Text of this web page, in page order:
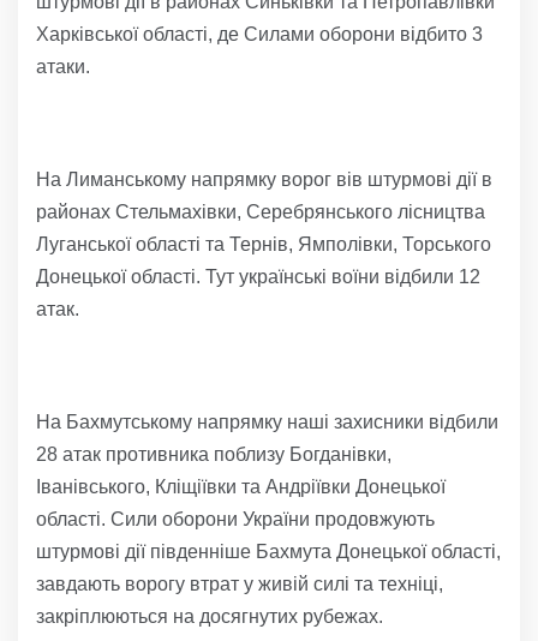
Харківської області, де Силами оборони відбито 3
атаки.
На Лиманському напрямку ворог вів штурмові дії в
районах Стельмахівки, Серебрянського лісництва
Луганської області та Тернів, Ямполівки, Торського
Донецької області. Тут українські воїни відбили 12
атак.
На Бахмутському напрямку наші захисники відбили
28 атак противника поблизу Богданівки,
Іванівського, Кліщіївки та Андріївки Донецької
області. Сили оборони України продовжують
штурмові дії південніше Бахмута Донецької області,
завдають ворогу втрат у живій силі та техніці,
закріплюються на досягнутих рубежах.